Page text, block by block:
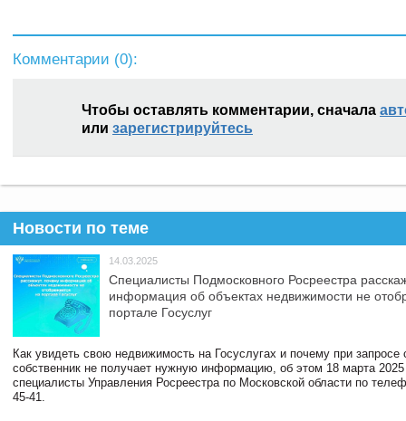
Комментарии (0):
Чтобы оставлять комментарии, сначала
или зарегистрируйтесь
Новости по теме
14.03.2025
Специалисты Подмосковного Росреестра
информация об объектах недвижимости не
портале Госуслуг
Как увидеть свою недвижимость на Госуслугах и почему при запросе
собственник не получает нужную информацию, об этом 18 марта 2025
специалисты Управления Росреестра по Московской области по
45-41.